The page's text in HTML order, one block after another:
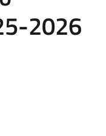
2026